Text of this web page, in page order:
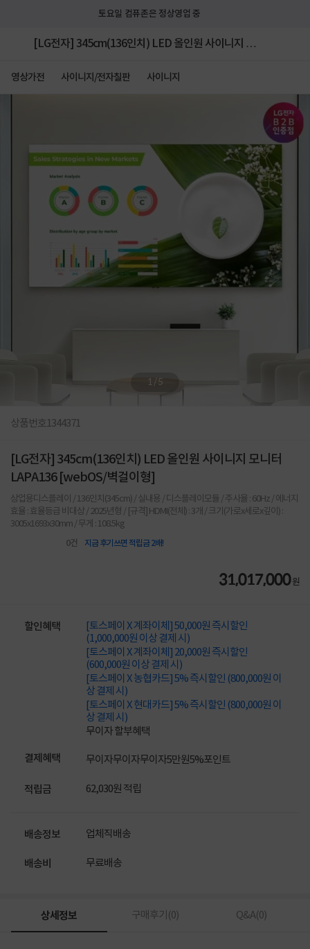
토요일 컴퓨존은 정상영업 중
[LG전자] 345cm(136인치) LED 올인원 사이니지 모
영상가전 사이니지/전자칠판 사이니지
1/5
상품번호1344371
[LG전자] 345cm(136인치) LED 올인원 사이니지 모니터
LAPA136 [webOS/벽걸이형]
상업용디스플레이 / 136인치(345cm) / 실내용 / 디스플레이모듈 / 주사율 : 60Hz / 에너지
효율 : 효율등급 비대상 / 2025년형 / [규격] HDMI(전체) : 3개 / 크기(가로x세로x깊이) :
3005x1693x30mm / 무게 : 108.5kg
0건 지금 후기쓰면 적립금 2배!
31,017,000원
할인혜택
[토스페이 X 계좌이체] 50,000원 즉시할인
(1,000,000원 이상 결제 시)
[토스페이 X 계좌이체] 20,000원 즉시할인
(600,000원 이상 결제 시)
[토스페이 X 농협카드] 5% 즉시할인 (800,000원 이
상 결제 시)
[토스페이 X 현대카드] 5% 즉시할인 (800,000원 이
상 결제 시)
무이자 할부혜택
결제혜택 무이자무이자무이자5만원5%포인트
적립금 62,030원 적립
배송정보 업체직배송
배송비 무료배송
상세정보 구매후기(0) Q&A(0)